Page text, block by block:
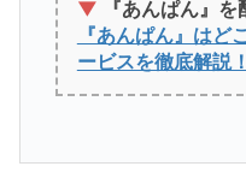
▼ 『あんぱん』
『あんぱん』はど
ービスを徹底解説